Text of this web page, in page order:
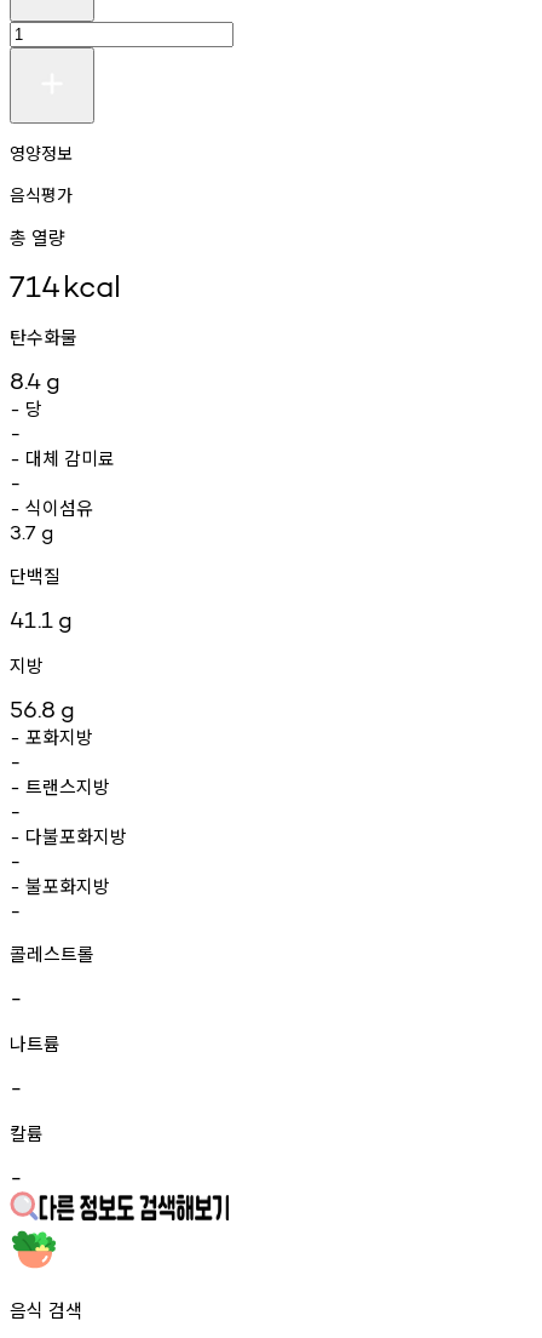
영양정보
음식평가
총 열량
714kcal
탄수화물
8.4 g
- 당
-
- 대체 감미료
-
- 식이섬유
3.7 g
단백질
41.1 g
지방
56.8 g
- 포화지방
-
- 트랜스지방
-
- 다불포화지방
-
- 불포화지방
-
콜레스트롤
-
나트륨
-
칼륨
-
음식 검색